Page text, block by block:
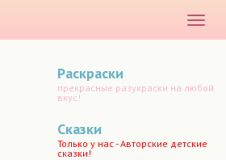
меню
Раскраски
прекрасные разукраски на любой
вкус!
Сказки
Только у нас - Авторские детские
сказки!